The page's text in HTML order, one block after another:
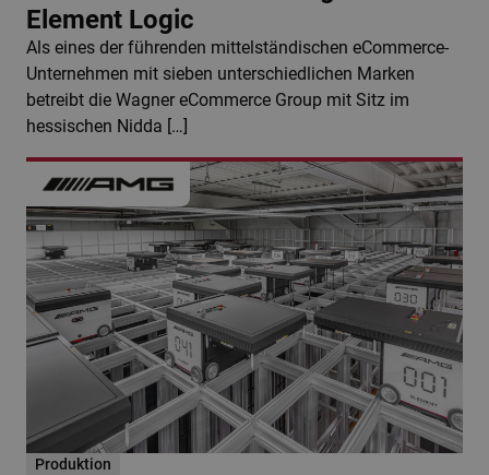
Element Logic
Als eines der führenden mittelständischen eCommerce-
Unternehmen mit sieben unterschiedlichen Marken
betreibt die Wagner eCommerce Group mit Sitz im
hessischen Nidda […]
Produktion